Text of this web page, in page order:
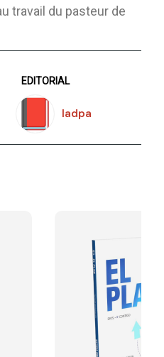
travail du pasteur de
EDITORIAL
Iadpa